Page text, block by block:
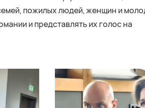
пожилых людей, женщин и
и представлять их голос на